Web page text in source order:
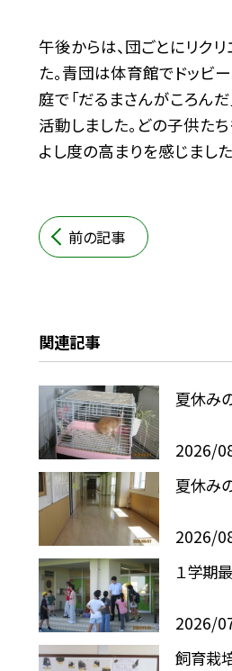
午後からは、団ごとにリク
た。青団は体育館でドッビ
庭で「だるまさんがころん
活動しました。どの子供た
よし度の高まりを感じました
前の記事
関連記事
夏休み
2026/
夏休み
2026/
１学期
2026/
飼育栽